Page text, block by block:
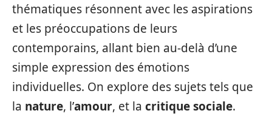
thématiques résonnent avec les aspirations
et les préoccupations de leurs
contemporains, allant bien au-delà d’une
simple expression des émotions
individuelles. On explore des sujets tels que
la nature, l’amour, et la critique sociale.